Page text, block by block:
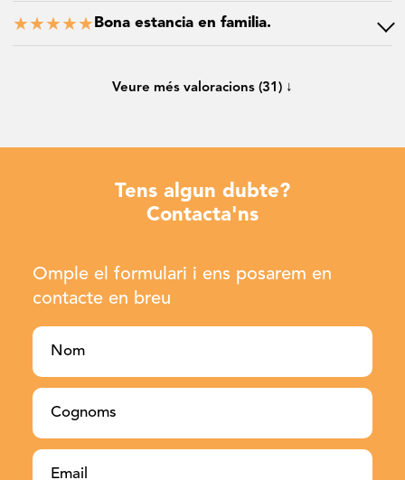
★★★★★ Bona estancia en familia.
Veure més valoracions (31) ↓
Tens algun dubte?
Contacta'ns
Omple el formulari i ens posarem en
contacte en breu